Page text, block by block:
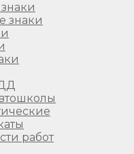
знаки
работ